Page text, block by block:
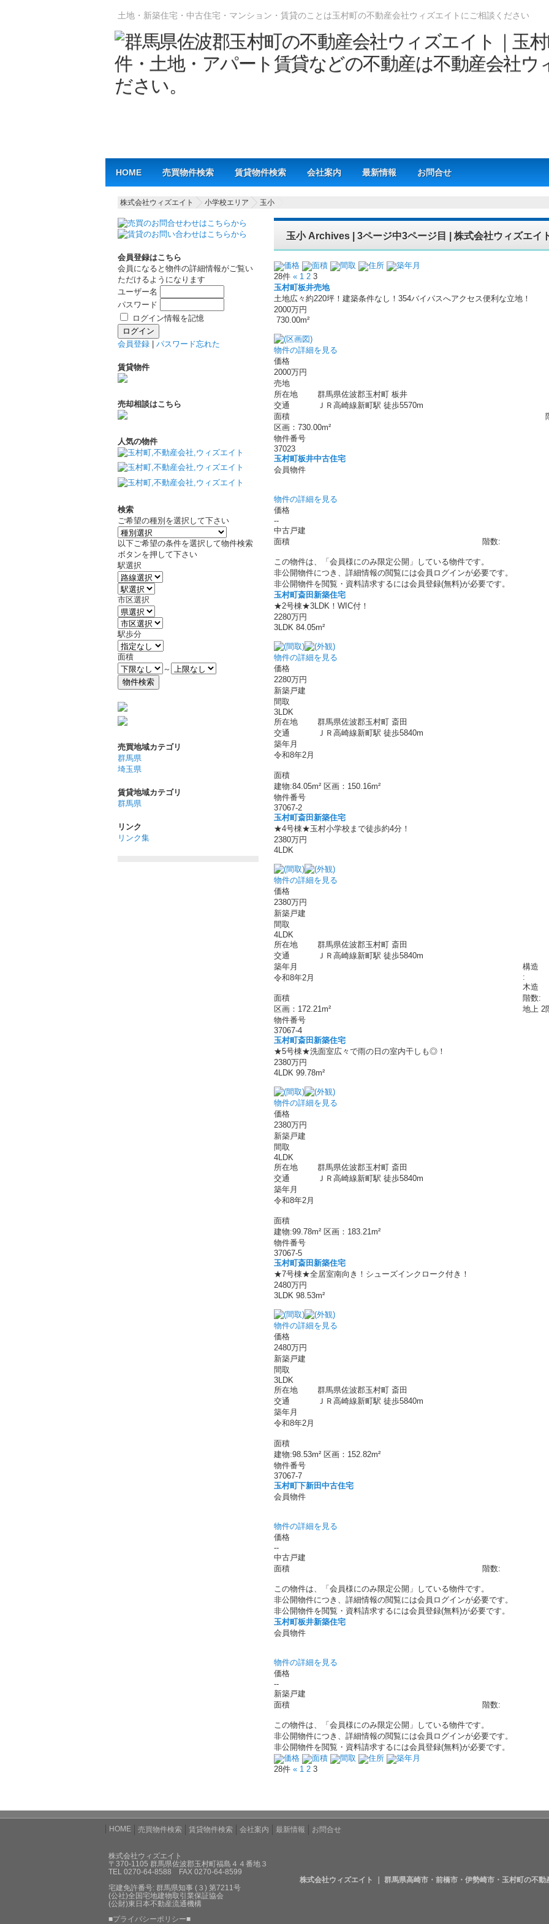
土地・新築住宅・中古住宅・マンション・賃貸のことは玉村町の不動産会社ウィズエイトにご相談ください
HOME 売買物件検索 賃貸物件検索 会社案内 最新情報 お問合せ
株式会社ウィズエイト 小学校エリア 玉小
玉小 Archives | 3ページ中3ページ目 | 株式会社ウィズエイ
価格 面積 間取 住所
築年月
28件 « 1 2 3
玉村町板井売地
土地広々約220坪！建築条件なし！354バイパスへアクセス便利な立地！
2000万円
730.00m²
物件の詳細を見る
価格
2000万円
売地
所在地
群馬県佐波郡玉村町 板井
交通
ＪＲ高崎線新町駅 徒歩5570m
面積
区画：730.00m²
物件番号
37023
玉村町板井中古住宅
会員物件
物件の詳細を見る
価格
--
中古戸建
面積
階数:
この物件は、「会員様にのみ限定公開」している物件です。
非公開物件につき、詳細情報の閲覧には会員ログインが必要です。
非公開物件を閲覧・資料請求するには会員登録(無料)が必要です。
玉村町斎田新築住宅
★2号棟★3LDK！WIC付！
2280万円
3LDK 84.05m²
物件の詳細を見る
価格
2280万円
新築戸建
間取
3LDK
所在地
群馬県佐波郡玉村町 斎田
交通
ＪＲ高崎線新町駅 徒歩5840m
築年月
令和8年2月
面積
建物:84.05m² 区画：150.16m²
物件番号
37067-2
玉村町斎田新築住宅
★4号棟★玉村小学校まで徒歩約4分！
2380万円
4LDK
物件の詳細を見る
価格
2380万円
新築戸建
間取
4LDK
所在地
群馬県佐波郡玉村町 斎田
交通
ＪＲ高崎線新町駅 徒歩5840m
築年月
令和8年2月
構造
:
木造
面積
区画：172.21m²
階数:
地上 2
物件番号
37067-4
玉村町斎田新築住宅
★5号棟★洗面室広々で雨の日の室内干しも◎！
2380万円
4LDK 99.78m²
物件の詳細を見る
価格
2380万円
新築戸建
間取
4LDK
所在地
群馬県佐波郡玉村町 斎田
交通
ＪＲ高崎線新町駅 徒歩5840m
築年月
令和8年2月
面積
建物:99.78m² 区画：183.21m²
物件番号
37067-5
玉村町斎田新築住宅
★7号棟★全居室南向き！シューズインクローク付き！
2480万円
3LDK 98.53m²
物件の詳細を見る
価格
2480万円
新築戸建
間取
3LDK
所在地
群馬県佐波郡玉村町 斎田
交通
ＪＲ高崎線新町駅 徒歩5840m
築年月
令和8年2月
面積
建物:98.53m² 区画：152.82m²
物件番号
37067-7
玉村町下新田中古住宅
会員物件
物件の詳細を見る
価格
--
中古戸建
面積
階数:
この物件は、「会員様にのみ限定公開」している物件です。
非公開物件につき、詳細情報の閲覧には会員ログインが必要です。
非公開物件を閲覧・資料請求するには会員登録(無料)が必要です。
玉村町板井新築住宅
会員物件
物件の詳細を見る
価格
--
新築戸建
面積
階数:
この物件は、「会員様にのみ限定公開」している物件です。
非公開物件につき、詳細情報の閲覧には会員ログインが必要です。
非公開物件を閲覧・資料請求するには会員登録(無料)が必要です。
価格
面積 間取 住所
築年月
28件 « 1 2 3
会員登録はこちら
会員になると物件の詳細情報がご覧い
ただけるようになります
ユーザー名
パスワード
ログイン情報を記憶
会員登録 | パスワード忘れた
賃貸物件
売却相談はこちら
人気の物件
検索
ご希望の種別を選択して下さい
以下ご希望の条件を選択して物件検索
ボタンを押して下さい
駅選択
市区選択
駅歩分
面積
～
売買地域カテゴリ
群馬県
埼玉県
賃貸地域カテゴリ
群馬県
リンク
リンク集
HOME 売買物件検索 賃貸物件検索 会社案内 最新情報 お問合せ
株式会社ウィズエイト
〒370-1105 群馬県佐波郡玉村町福島４４番地３
TEL 0270-64-8588 FAX 0270-64-8599
株式会社ウィズエイト ｜ 群馬県高崎市・前橋市・伊勢崎市・玉村町の不
宅建免許番号: 群馬県知事 (３) 第7211号
(公社)全国宅地建物取引業保証協会
(公財)東日本不動産流通機構
■プライバシーポリシー■